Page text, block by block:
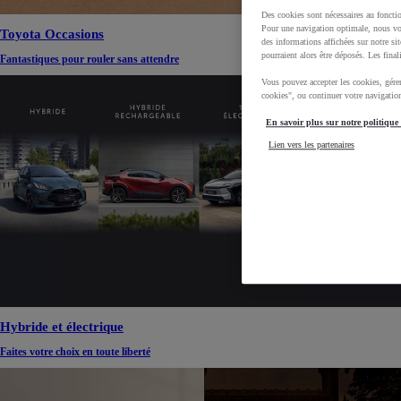
Toyota Occasions
Fantastiques pour rouler sans attendre
Hybride et électrique
Faites votre choix en toute liberté
Des cookies sont nécessaires au
Pour une navigation optimale, nous
des informations affichées sur notre
pourraient alors être déposés. Les
Vous pouvez accepter les cookies,
cookies", ou continuer votre
En savoir plus sur notre politique
Lien vers les partenaires